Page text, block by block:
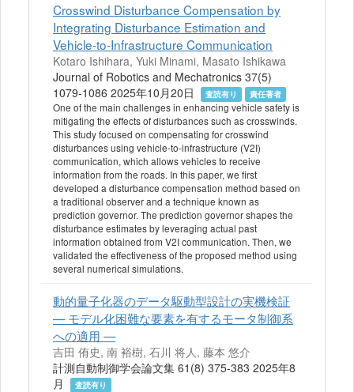
Crosswind Disturbance Compensation by
Integrating Disturbance Estimation and
Vehicle-to-Infrastructure Communication
Kotaro Ishihara, Yuki Minami, Masato Ishikawa
Journal of Robotics and Mechatronics 37(5)
1079-1086 2025年10月20日
査読有り 責任著者
One of the main challenges in enhancing vehicle safety is
mitigating the effects of disturbances such as crosswinds.
This study focused on compensating for crosswind
disturbances using vehicle-to-infrastructure (V2I)
communication, which allows vehicles to receive
information from the roads. In this paper, we first
developed a disturbance compensation method based on
a traditional observer and a technique known as
prediction governor. The prediction governor shapes the
disturbance estimates by leveraging actual past
information obtained from V2I communication. Then, we
validated the effectiveness of the proposed method using
several numerical simulations.
動的量子化器のデータ駆動型設計の実機検証
— モデル化困難な要素を有するモータ制御系
への適用 —
吉田 侑史, 南 裕樹, 石川 将人, 藤本 悠介
計測自動制御学会論文集 61(8) 375-383 2025年8
月
査読有り